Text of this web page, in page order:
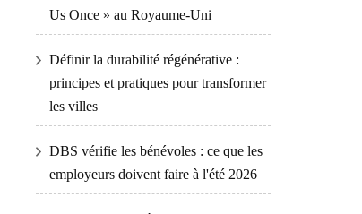
Us Once » au Royaume-Uni
Définir la durabilité régénérative :
principes et pratiques pour transformer
les villes
DBS vérifie les bénévoles : ce que les
employeurs doivent faire à l'été 2026